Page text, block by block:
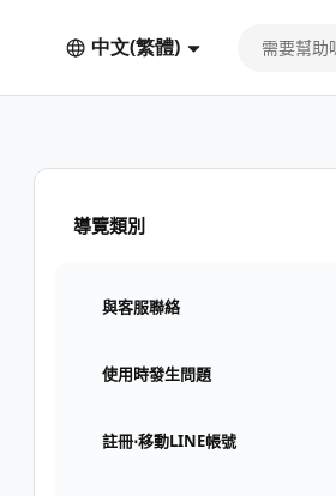
中文(繁體)
導覽類別
與客服聯絡
使用時發生問題
註冊⋅移動LINE帳號